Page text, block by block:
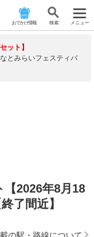
おでかけ情報 検 索 メニュー
ット】
とみらいフェスティバ
【2026年8月18
了間近】